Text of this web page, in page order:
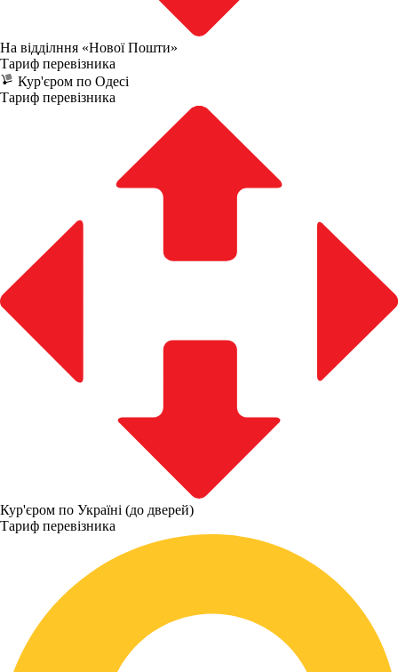
На відділння «Нової Пошти»
Тариф перевізника
Кур'єром по Одесі
Тариф перевізника
Кур'єром по Україні (до дверей)
Тариф перевізника